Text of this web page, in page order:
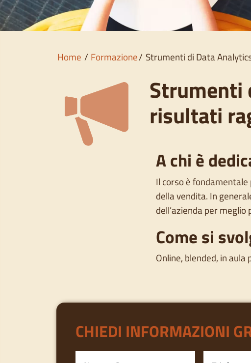
Home Formazione Strumenti di Data
Strumenti
risultati
A chi è
Il corso è fondamentale
della vendita. In
dell’azienda per
Come si
Online, blended, in aula
CHIEDI INFORMAZIONI